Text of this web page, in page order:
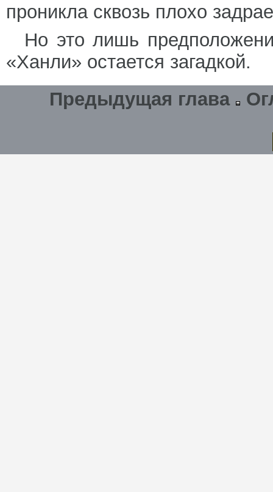
проникла сквозь плохо
Но это лишь
«Ханли» остается загадкой.
Предыдущая глава